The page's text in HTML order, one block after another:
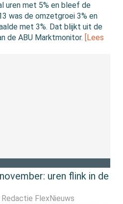
uren met 5% en bleef de
was de omzetgroei 3% en
met 3%. Dat blijkt uit de
de ABU Marktmonitor.
[Lees
uren flink in de
Redactie FlexNieuws